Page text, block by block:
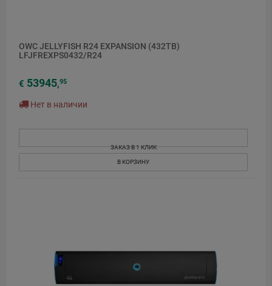
OWC JELLYFISH R24 EXPANSION (432TB)
LFJFREXPS0432/R24
€ 53945,95
Нет в наличии
ЗАКАЗ В 1 КЛИК
В КОРЗИНУ